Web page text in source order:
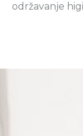
održavanje